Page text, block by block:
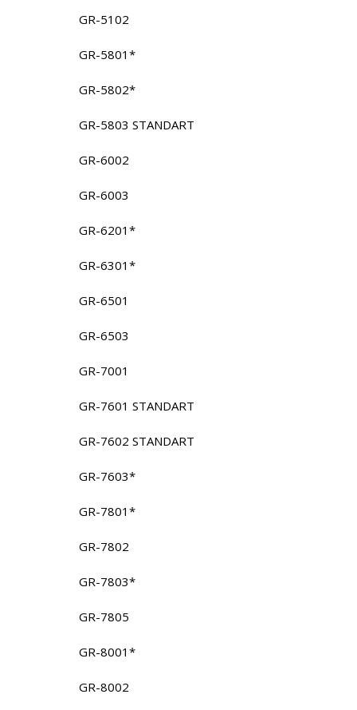
GR-5102
GR-5801*
GR-5802*
GR-5803 STANDART
GR-6002
GR-6003
GR-6201*
GR-6301*
GR-6501
GR-6503
GR-7001
GR-7601 STANDART
GR-7602 STANDART
GR-7603*
GR-7801*
GR-7802
GR-7803*
GR-7805
GR-8001*
GR-8002